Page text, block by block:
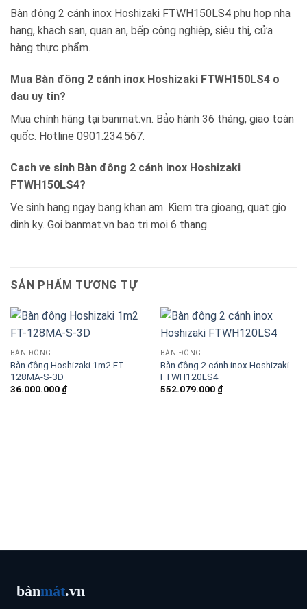
Bàn đông 2 cánh inox Hoshizaki FTWH150LS4 phu hop nha
hang, khach san, quan an, bếp công nghiệp, siêu thị, cửa
hàng thực phẩm.
Mua Bàn đông 2 cánh inox Hoshizaki FTWH150LS4 o
dau uy tin?
Mua chính hãng tại banmat.vn. Bảo hành 36 tháng, giao toàn
quốc. Hotline 0901.234.567.
Cach ve sinh Bàn đông 2 cánh inox Hoshizaki
FTWH150LS4?
Ve sinh hang ngay bang khan am. Kiem tra gioang, quat gio
dinh ky. Goi banmat.vn bao tri moi 6 thang.
SẢN PHẨM TƯƠNG TỰ
BÀN ĐÔNG
Bàn đông Hoshizaki 1m2 FT-
128MA-S-3D
36.000.000 ₫
BÀN ĐÔNG
Bàn đông 2 cánh inox Hoshizaki
FTWH120LS4
552.079.000 ₫
bànmát.vn